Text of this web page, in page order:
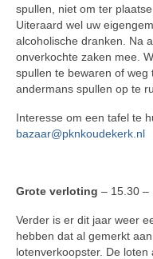
spullen, niet om ter
Uiteraard wel uw
alcoholische dranken. Na
onverkochte zaken mee.
spullen te bewaren of
andermans spullen op te
Interesse om een tafel te
bazaar@pknkoudekerk.nl
Grote verloting – 15.30 –
Verder is er dit jaar weer
hebben dat al gemerkt
lotenverkoopster. De